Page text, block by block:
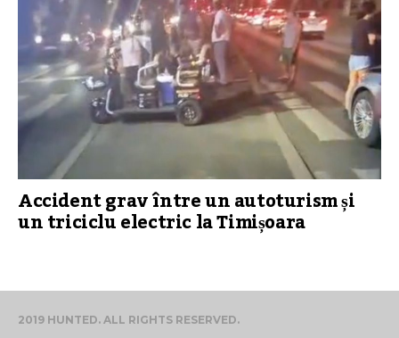
Accident grav între un autoturism și
un triciclu electric la Timișoara
2019 HUNTED. ALL RIGHTS RESERVED.